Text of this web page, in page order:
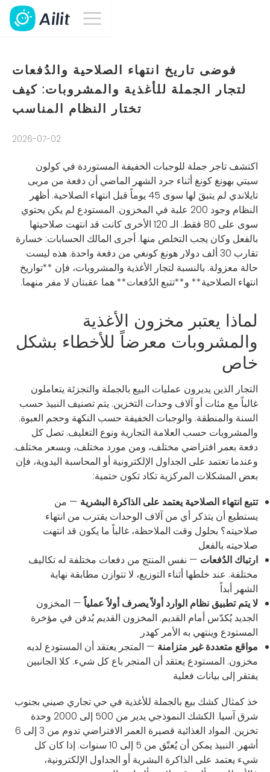
فوضى تاريخ انتهاء الصلاحية والدُفعات
لتجار الجملة للأغذية والمشروبات: كيف
تختار النظام المناسب
2026-07-02
اكتشف تاجر جملة للوجبات الخفيفة المستوردة في كولون
سيتي بهونغ كونغ أثناء جرد الشهر الماضي أن دفعة من مربى
تايلاندي لم يتبقَ لها سوى 45 يوماً قبل انتهاء الصلاحية. أظهر
النظام وجود 200 علبة في المخزون. المستودع لم يكن يحتوي
سوى على 80 فقط. الـ 120 الأخرى كانت قد انتهت صلاحيتها
بالفعل وكان يجب التخلص منها. أجرى المالك الحسابات: خسارة
تقارب 30 ألف دولار هونغ كونغي من دفعة واحدة. هذه ليست
حالة معزولة. بالنسبة لتجار الأغذية والمشروبات، فإن **تواريخ
انتهاء الصلاحية** و**تتبع الدُفعات** هما عقبتان لا مفر منهما.
لماذا يعتبر مخزون الأغذية
والمشروبات معرضاً للأخطاء بشكل
خاص
التجار الذين يديرون عمليات البيع بالجملة والتجزئة يتعاملون
غالباً مع مئات أو آلاف وحدات التخزين. يتم تصنيف النبيذ حسب
السنة والمنطقة. والوجبات الخفيفة حسب النكهة وحجم العبوة.
والمشروبات حسب العلامة التجارية ونوع التغليف. تصل كل
دفعة بعمر افتراضي مختلف، ومن مورد مختلف، وبسعر مختلف.
وعندما تعتمد على الجداول الإلكترونية أو المحاسبة اليدوية، فإن
بعض المشكلات المركزية تكاد تكون حتمية:
تتبع انتهاء الصلاحية يعتمد على الذاكرة البشرية — من
يستطيع أن يتذكر أي من آلاف الوحدات يقترب من انتهاء
صلاحيته؟ بحلول وقت الملاحظة، غالباً ما يكون قد انتهت
صلاحيته بالفعل
ارتباك الدُفعات — نفس المنتج من دفعات مختلفة له تكاليف
مختلفة. عند خلطها أثناء التوزيع، لا تتوازن مطابقة نهاية
الشهر أبداً
لا يتم تطبيق نظام الوارد أولاً يصرف أولاً عملياً— المخزون
الجديد يُكدّس أمام القديم. المخزون القديم يُدفن في مؤخرة
المستودع وينتهي به الأمر كهدر
مواقع متعددة غير متزامنة — المتجر يعتقد أن المستودع لديه
مخزون. المستودع يعتقد أن المتجر باع كل شيء. كلا الجانبين
يفتقر إلى بيانات فعلية
خذ كمثال كشك بيع بالجملة للأغذية في حي تجاري صيني بجنوب
شرق آسيا. الكشك النموذجي يدير من 500 إلى 2000 وحدة
تخزين. المواد الغذائية قصيرة العمر الافتراضي تدوم من 3 إلى 6
أشهر. النبيذ يمكن أن يُعتّق من 5 إلى 10 سنوات. إذا كان كل
شيء يعتمد على الذاكرة البشرية أو الجداول الإلكترونية،